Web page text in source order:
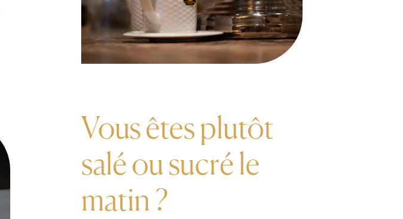
Vous êtes plutôt
salé ou sucré le
matin ?